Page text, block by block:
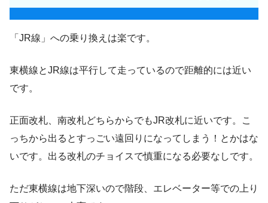
「JR線」への乗り換えは楽です。
東横線とJR線は平行して走っているので距離的には近い
です。
正面改札、南改札どちらからでもJR改札に近いです。こ
っちから出るとすっごい遠回りになってしまう！とかはな
いです。出る改札のチョイスで慎重になる必要なしです。
ただ東横線は地下深いので階段、エレベーター等での上り